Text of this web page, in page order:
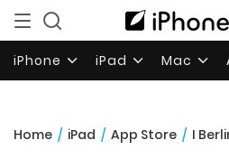
iPhone iPad Mac
Home / iPad / App Store / I Berliner